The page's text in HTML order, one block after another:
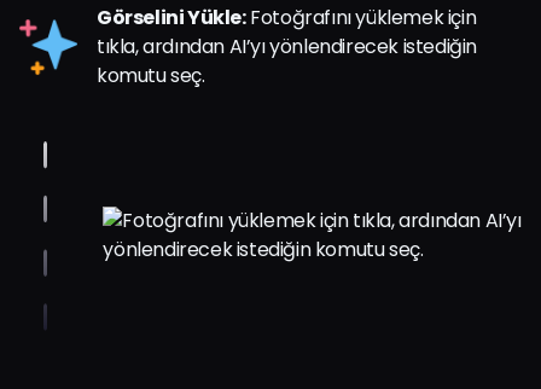
Görselini Yükle:Fotoğrafını yüklemek için
tıkla, ardından AI’yı yönlendirecek istediğin
komutu seç.